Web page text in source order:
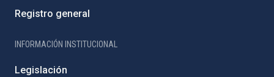
Registro general
INFORMACIÓN INSTITUCIONAL
Legislación